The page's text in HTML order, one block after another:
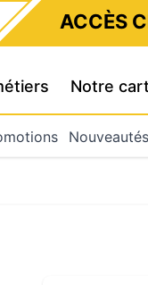
ACCÈS
Notre
Nouveautés